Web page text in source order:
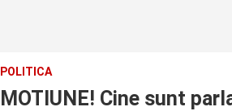
POLITICA
MOTIUNE! Cine sunt